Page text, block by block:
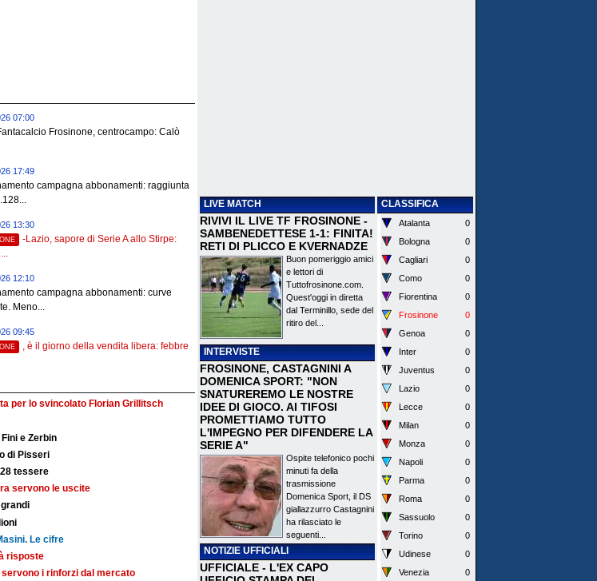
07:00
Frosinone, centrocampo: Calò
17:49
campagna abbonamenti: raggiunta
13:30
-Lazio, sapore di Serie A allo Stirpe:
12:10
campagna abbonamenti: curve
Meno...
09:45
, è il giorno della vendita libera: febbre
per lo svincolato Florian Grillitsch
e Zerbin
di Pisseri
tessere
servono le uscite
Le cifre
risposte
i rinforzi dal mercato
LIVE MATCH
RIVIVI IL LIVE TF FROSINONE -
SAMBENEDETTESE 1-1: FINITA!
RETI DI PLICCO E KVERNADZE
Buon pomeriggio amici
e lettori di
Tuttofrosinone.com.
Quest'oggi in diretta
dal Terminillo, sede del
ritiro del...
INTERVISTE
FROSINONE, CASTAGNINI A
DOMENICA SPORT: "NON
SNATUREREMO LE NOSTRE
IDEE DI GIOCO. AI TIFOSI
PROMETTIAMO TUTTO
L'IMPEGNO PER DIFENDERE LA
SERIE A"
Ospite telefonico pochi
minuti fa della
trasmissione
Domenica Sport, il DS
giallazzurro Castagnini
ha rilasciato le
seguenti...
NOTIZIE UFFICIALI
UFFICIALE - L'EX CAPO
CLASSIFICA
Atalanta
0
Bologna
0
Cagliari
0
Como
0
Fiorentina
0
Frosinone
0
Genoa
0
Inter
0
Juventus
0
Lazio
0
Lecce
0
Milan
0
Monza
0
Napoli
0
Parma
0
Roma
0
Sassuolo
0
Torino
0
Udinese
0
Venezia
0